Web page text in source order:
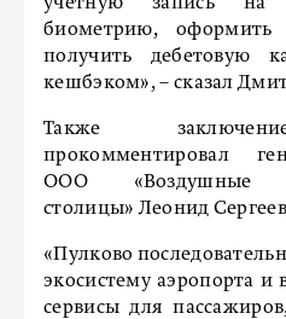
биометрию,
получить дебетовую
кешбэком», – сказал
Также
прокомментировал
ООО «Воздушные
столицы» Леонид
«Пулково
экосистему аэропорта и
сервисы для